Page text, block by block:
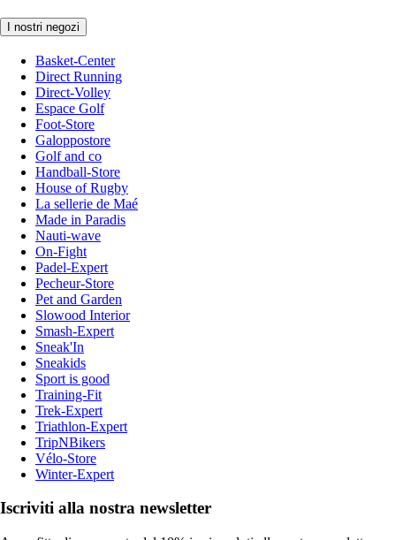
I nostri negozi
Basket-Center
Direct Running
Direct-Volley
Espace Golf
Foot-Store
Galoppostore
Golf and co
Handball-Store
House of Rugby
La sellerie de Maé
Made in Paradis
Nauti-wave
On-Fight
Padel-Expert
Pecheur-Store
Pet and Garden
Slowood Interior
Smash-Expert
Sneak'In
Sneakids
Sport is good
Training-Fit
Trek-Expert
Triathlon-Expert
TripNBikers
Vélo-Store
Winter-Expert
Iscriviti alla nostra newsletter